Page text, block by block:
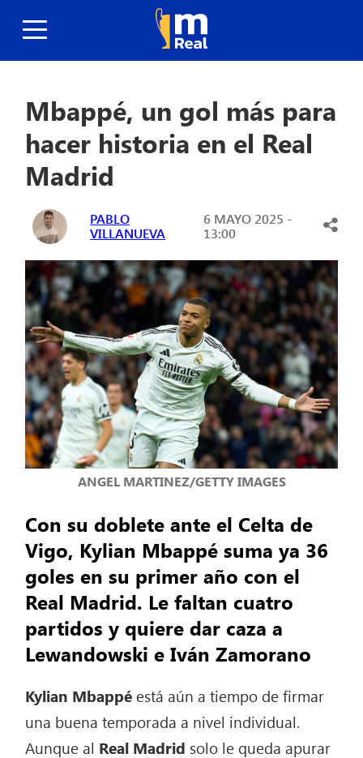
Mbappé, un gol más para
hacer historia en el Real
Madrid
PABLO
VILLANUEVA
6 MAYO 2025 -
13:00
ANGEL MARTINEZ/GETTY IMAGES
Con su doblete ante el Celta de
Vigo, Kylian Mbappé suma ya 36
goles en su primer año con el
Real Madrid. Le faltan cuatro
partidos y quiere dar caza a
Lewandowski e Iván Zamorano
Kylian Mbappé está aún a tiempo de firmar
una buena temporada a nivel individual.
Aunque al Real Madrid solo le queda apurar